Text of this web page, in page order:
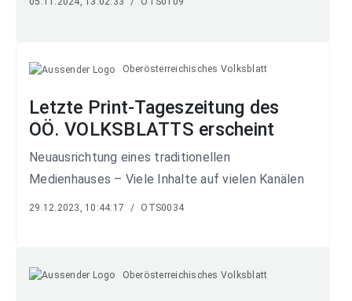
Oberösterreichisches Volksblatt
Letzte Print-Tageszeitung des
OÖ. VOLKSBLATTS erscheint
Neuausrichtung eines traditionellen
Medienhauses – Viele Inhalte auf vielen Kanälen
29.12.2023, 10:44:17 / OTS0034
Oberösterreichisches Volksblatt